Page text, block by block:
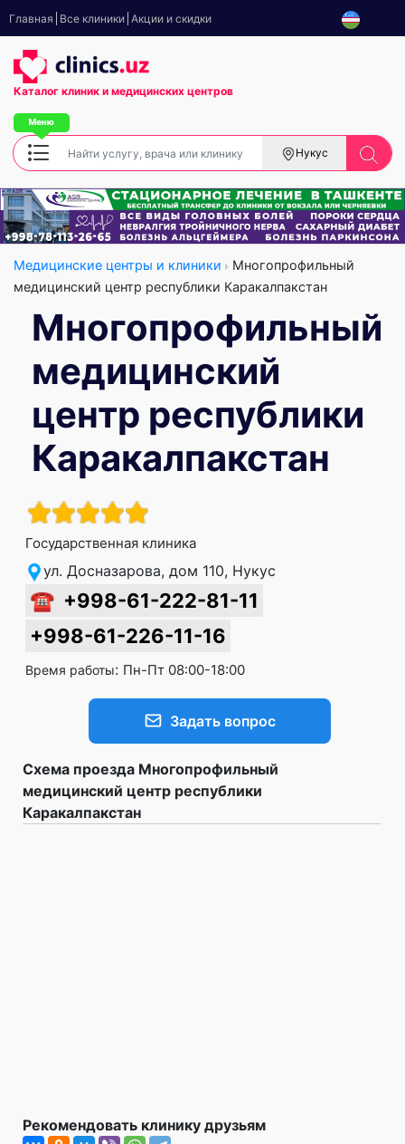
Главная Все клиники Акции и скидки
Каталог клиник и медицинских центров
Нукус
Медицинские центры и клиники
Многопрофильный
медицинский центр республики Каракалпакстан
Многопрофильный
медицинский
центр республики
Каракалпакстан
Государственная клиника
ул. Досназарова, дом 110, Нукус
☎ +998-61-222-81-11
+998-61-226-11-16
Время работы: Пн-Пт 08:00-18:00
Задать вопрос
Схема проезда Многопрофильный
медицинский центр республики
Каракалпакстан
Рекомендовать клинику друзьям